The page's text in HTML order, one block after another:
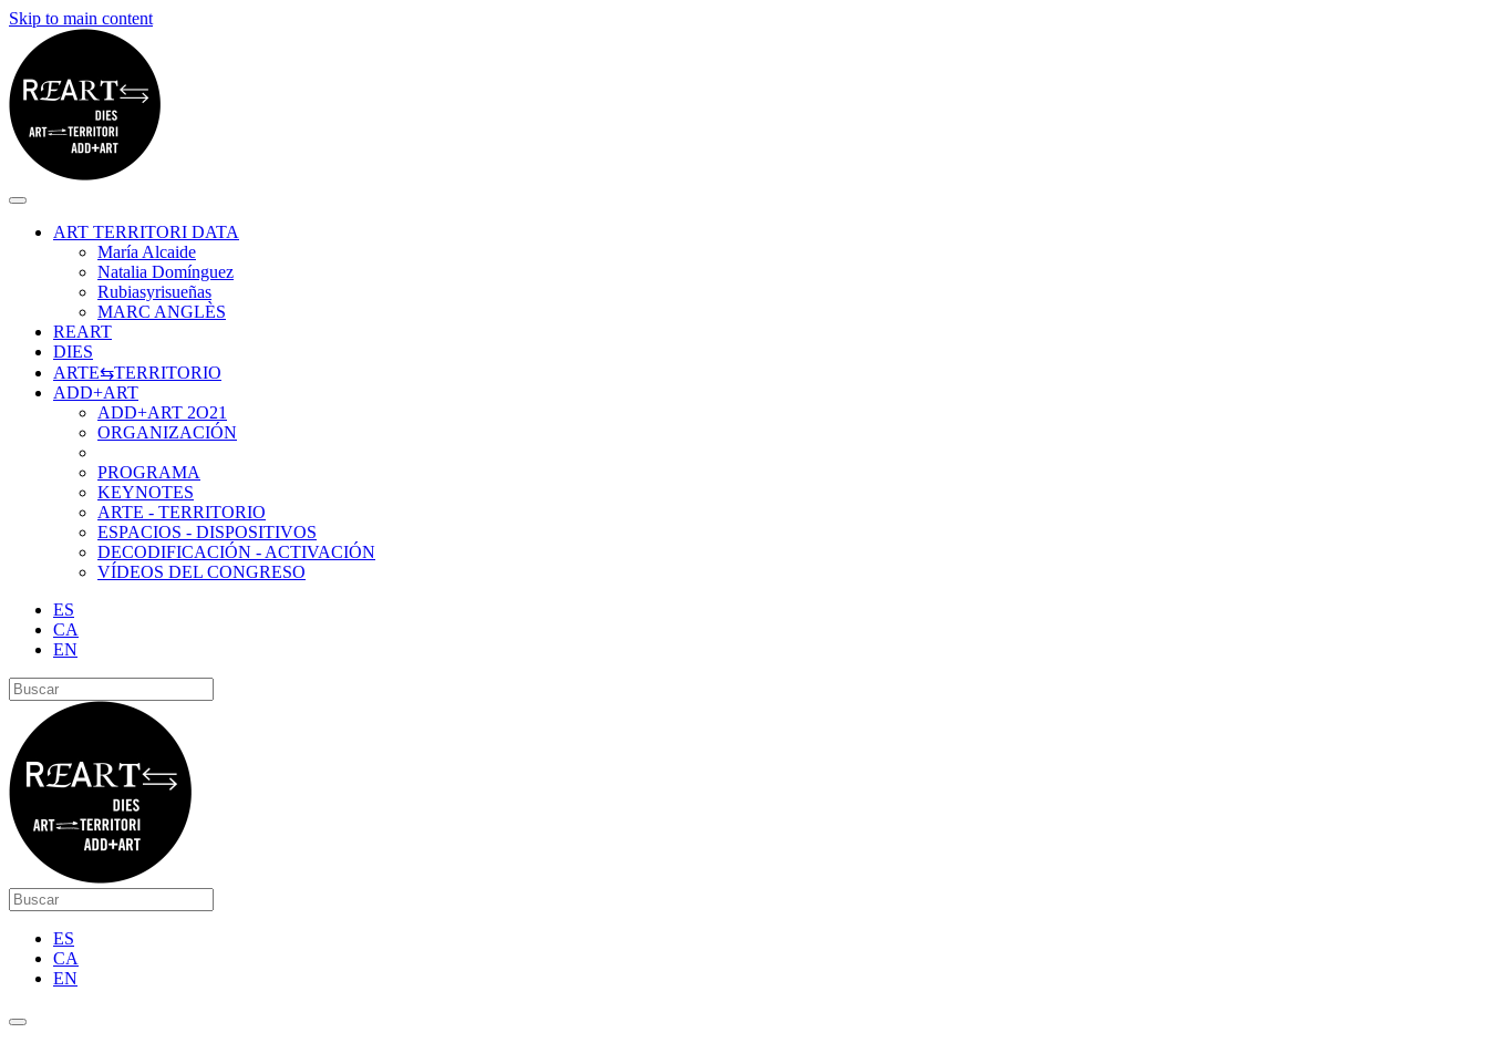
Skip to main content
ART TERRITORI DATA
María Alcaide
Natalia Domínguez
Rubiasyrisueñas
MARC ANGLÈS
REART
DIES
ARTE⇆TERRITORIO
ADD+ART
ADD+ART 2O21
ORGANIZACIÓN
PROGRAMA
KEYNOTES
ARTE - TERRITORIO
ESPACIOS - DISPOSITIVOS
DECODIFICACIÓN - ACTIVACIÓN
VÍDEOS DEL CONGRESO
ES
CA
EN
ES
CA
EN